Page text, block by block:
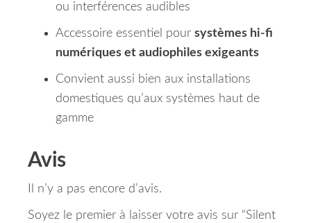
ou interférences audibles
Accessoire essentiel pour systèmes hi-fi
numériques et audiophiles exigeants
Convient aussi bien aux installations
domestiques qu’aux systèmes haut de
gamme
Avis
Il n’y a pas encore d’avis.
Soyez le premier à laisser votre avis sur “Silent